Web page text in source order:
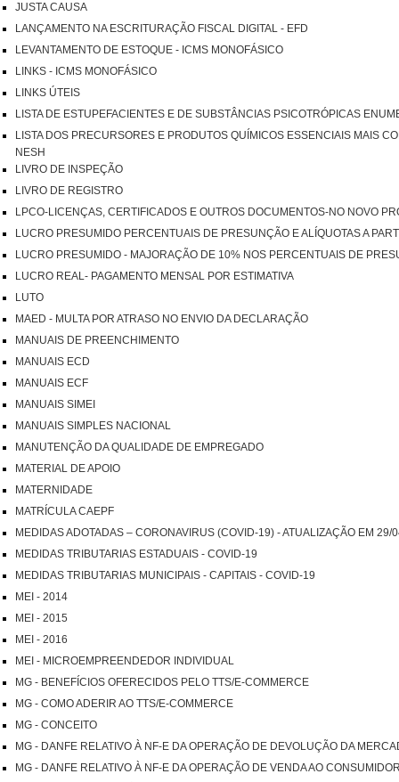
JUSTA CAUSA
LANÇAMENTO NA ESCRITURAÇÃO FISCAL DIGITAL - EFD
LEVANTAMENTO DE ESTOQUE - ICMS MONOFÁSICO
LINKS - ICMS MONOFÁSICO
LINKS ÚTEIS
LISTA DE ESTUPEFACIENTES E DE SUBSTÂNCIAS PSICOTRÓPICAS
LISTA DOS PRECURSORES E PRODUTOS QUÍMICOS ESSENCIAIS MAIS
NESH
LIVRO DE INSPEÇÃO
LIVRO DE REGISTRO
LPCO-LICENÇAS, CERTIFICADOS E OUTROS DOCUMENTOS-NO NOVO
LUCRO PRESUMIDO PERCENTUAIS DE PRESUNÇÃO E ALÍQUOTAS A
LUCRO PRESUMIDO - MAJORAÇÃO DE 10% NOS PERCENTUAIS DE
LUCRO REAL- PAGAMENTO MENSAL POR ESTIMATIVA
LUTO
MAED - MULTA POR ATRASO NO ENVIO DA DECLARAÇÃO
MANUAIS DE PREENCHIMENTO
MANUAIS ECD
MANUAIS ECF
MANUAIS SIMEI
MANUAIS SIMPLES NACIONAL
MANUTENÇÃO DA QUALIDADE DE EMPREGADO
MATERIAL DE APOIO
MATERNIDADE
MATRÍCULA CAEPF
MEDIDAS ADOTADAS – CORONAVIRUS (COVID-19) - ATUALIZAÇÃO EM 29/
MEDIDAS TRIBUTARIAS ESTADUAIS - COVID-19
MEDIDAS TRIBUTARIAS MUNICIPAIS - CAPITAIS - COVID-19
MEI - 2014
MEI - 2015
MEI - 2016
MEI - MICROEMPREENDEDOR INDIVIDUAL
MG - BENEFÍCIOS OFERECIDOS PELO TTS/E-COMMERCE
MG - COMO ADERIR AO TTS/E-COMMERCE
MG - CONCEITO
MG - DANFE RELATIVO À NF-E DA OPERAÇÃO DE DEVOLUÇÃO DA
MG - DANFE RELATIVO À NF-E DA OPERAÇÃO DE VENDA AO